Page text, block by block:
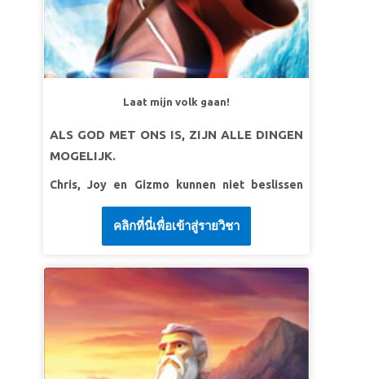
zegen? O mijn vader, zegen mij ook!' Toen
stortte Ezau in en huilde."
Genesis 27:38 (BB)
LES WAARDEER UW ZEGENINGEN
Ik zal mijn best doen om al
SuperVers:De Man zei: "Je naam zal niet
langer Jakob zijn. Je hebt geworsteld met God
en met mensen, en je hebt gewonnen. Daarom
LES ANDEREN VERGEVEN
zoals Jezus mij vergeven heeft.
SuperVers: "Wees goed voor elkaar en vol
medeleven; vergeef elkaar zoals God u in
Christus vergeven heeft." Efeze 4:32 (BB)
Laat mijn volk gaan!
ALS GOD MET ONS IS, ZIJN ALLE DINGEN
MOGELIJK.
Chris, Joy en Gizmo kunnen niet beslissen
welk avontuur het spannendste aller tijden is,
totdat Superbook hen meeneemt naar het
oude Egypte! Ze ontmoeten Mozes, een prins
die wegloopt om herder te worden. Ontdek
hoe God hem roept om Farao uit te dagen en
getuige van de wonderen, de plagen en de
scheiding van de Rode Zee! De kinderen
leren dat als God bij ons is, alles mogelijk is!
คลิกที่นี่เพื่อเข้าสู่รายวิชา